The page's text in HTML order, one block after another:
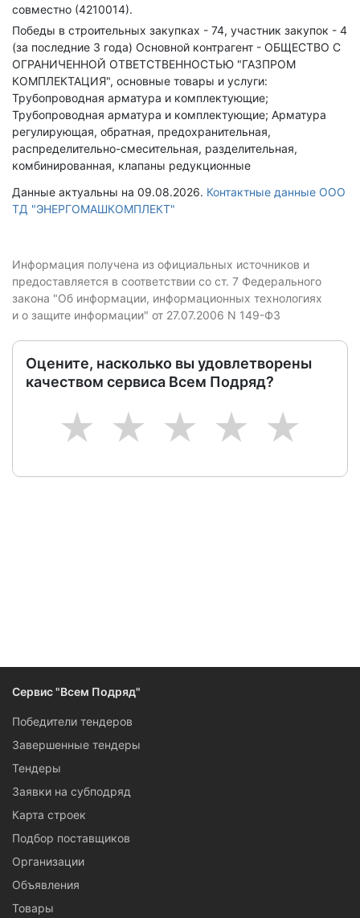
совместно (4210014).
Победы в строительных закупках - 74, участник закупок - 4
(за последние 3 года) Основной контрагент - ОБЩЕСТВО С
ОГРАНИЧЕННОЙ ОТВЕТСТВЕННОСТЬЮ "ГАЗПРОМ
КОМПЛЕКТАЦИЯ", основные товары и услуги:
Трубопроводная арматура и комплектующие;
Трубопроводная арматура и комплектующие; Арматура
регулирующая, обратная, предохранительная,
распределительно-смесительная, разделительная,
комбинированная, клапаны редукционные
Данные актуальны на 09.08.2026. Контактные данные ООО
ТД "ЭНЕРГОМАШКОМПЛЕКТ"
Информация получена из официальных источников и
предоставляется в соответствии со ст. 7 Федерального
закона "Об информации, информационных технологиях
и о защите информации" от 27.07.2006 N 149-ФЗ
Оцените, насколько вы удовлетворены
качеством сервиса Всем Подряд?
5
4
3
2
1
Сервис "Всем Подряд"
Победители тендеров
Завершенные тендеры
Тендеры
Заявки на субподряд
Карта строек
Подбор поставщиков
Организации
Объявления
Товары